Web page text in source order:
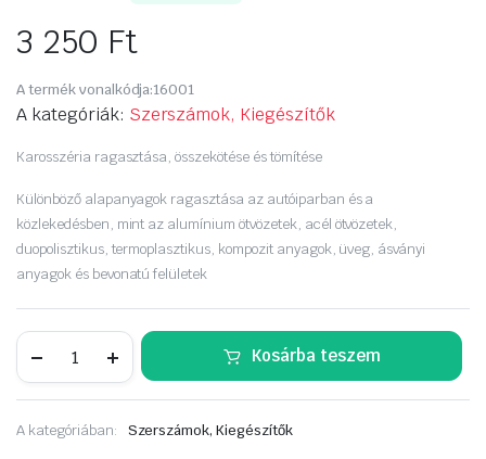
3 250 Ft
A termék vonalkódja:16001
A kategóriák: Szerszámok, Kiegészítők
Karosszéria ragasztása, összekötése és tömítése
Különböző alapanyagok ragasztása az autóiparban és a
közlekedésben, mint az alumínium ötvözetek, acél ötvözetek,
duopolisztikus, termoplasztikus, kompozit anyagok, üveg, ásványi
anyagok és bevonatú felületek
karosszéria
és
fekete
Kosárba teszem
A kategóriában: Szerszámok, Kiegészítők